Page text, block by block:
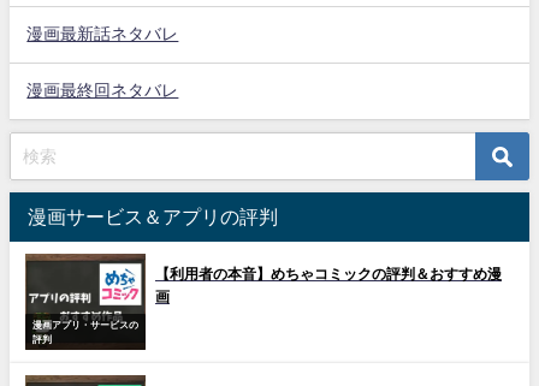
漫画最新話ネタバレ
漫画最終回ネタバレ
漫画サービス＆アプリの評判
漫画アプリ・サービスの
評判
【利用者の本音】めちゃコミックの評判＆おすすめ漫
画